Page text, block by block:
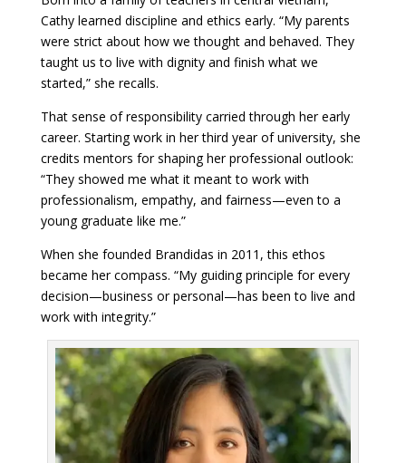
Cathy learned discipline and ethics early. “My parents
were strict about how we thought and behaved. They
taught us to live with dignity and finish what we
started,” she recalls.
That sense of responsibility carried through her early
career. Starting work in her third year of university, she
credits mentors for shaping her professional outlook:
“They showed me what it meant to work with
professionalism, empathy, and fairness—even to a
young graduate like me.”
When she founded Brandidas in 2011, this ethos
became her compass. “My guiding principle for every
decision—business or personal—has been to live and
work with integrity.”